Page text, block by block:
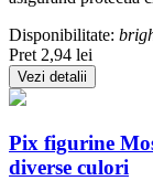
Disponibilitate:
Pret 2,94 lei
Vezi detalii
Pix figurine
diverse culori